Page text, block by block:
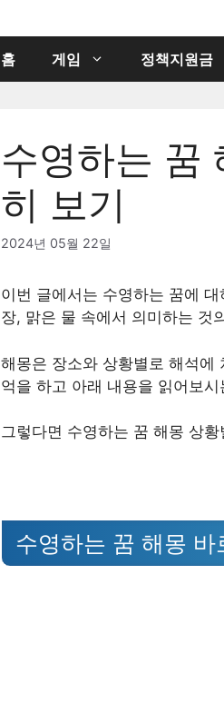
홈 게임 정책지원금
수영하는 꿈
히 보기
2024년 05월 22일
이번 글에서는 수영하는 꿈에
장, 맑은 물 속에서 의미하는 것
해몽은 장소와 상황별로 해석에
억을 하고 아래 내용을 읽어보
그렇다면 수영하는 꿈 해몽 상황
수영하는 꿈 해몽 바